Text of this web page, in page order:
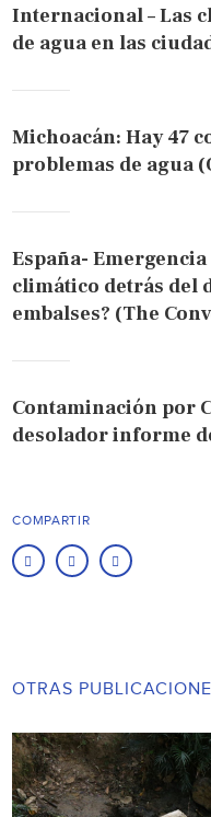
Internacional – Las
de agua en las
Michoacán: Hay 47
problemas de agua
España-
climático detrás del
embalses? (The
Contaminación por
desolador informe
COMPARTIR
OTRAS